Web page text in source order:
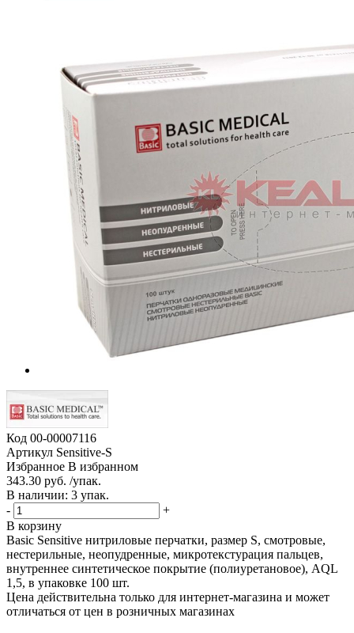
Код 00-00007116
Артикул Sensitive-S
Избранное В избранном
343.30 руб. /упак.
В наличии: 3 упак.
-
+
В корзину
Basic Sensitive нитриловые перчатки, размер S, смотровые,
нестерильные, неопудренные, микротекстурация пальцев,
внутреннее синтетическое покрытие (полиуретановое), AQL
1,5, в упаковке 100 шт.
Цена действительна только для интернет-магазина и может
отличаться от цен в розничных магазинах